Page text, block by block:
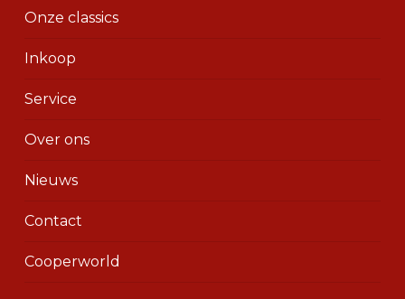
Onze classics
Inkoop
Service
Over ons
Nieuws
Contact
Cooperworld